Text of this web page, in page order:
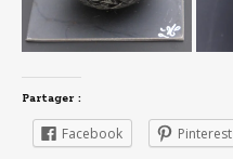
Partager :
Facebook Pinterest